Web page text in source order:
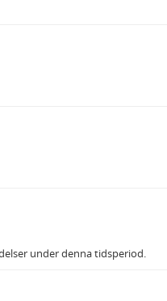
under denna tidsperiod.